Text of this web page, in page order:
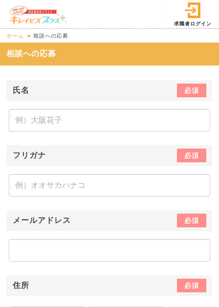
求職者ログイン
ホーム 相談への応募
相談への応募
氏名 必須
フリガナ 必須
メールアドレス 必須
住所 必須